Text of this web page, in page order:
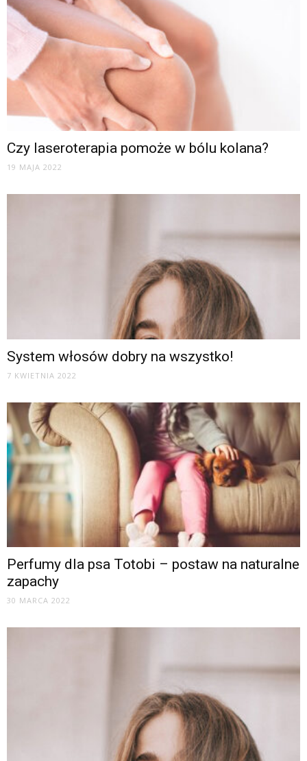
Czy laseroterapia pomoże w bólu kolana?
19 MAJA 2022
System włosów dobry na wszystko!
7 KWIETNIA 2022
Perfumy dla psa Totobi – postaw na naturalne
zapachy
30 MARCA 2022